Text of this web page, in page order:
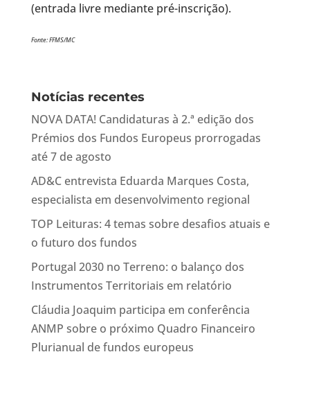
(entrada livre mediante pré-inscrição).
Fonte: FFMS/MC
Notícias recentes
NOVA DATA! Candidaturas à 2.ª edição dos
Prémios dos Fundos Europeus prorrogadas
até 7 de agosto
AD&C entrevista Eduarda Marques Costa,
especialista em desenvolvimento regional
TOP Leituras: 4 temas sobre desafios atuais e
o futuro dos fundos
Portugal 2030 no Terreno: o balanço dos
Instrumentos Territoriais em relatório
Cláudia Joaquim participa em conferência
ANMP sobre o próximo Quadro Financeiro
Plurianual de fundos europeus